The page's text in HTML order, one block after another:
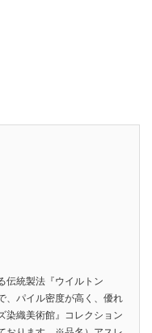
伝統製法『ウイルトン
、パイル密度が高く、優れ
染織美術館』コレクション